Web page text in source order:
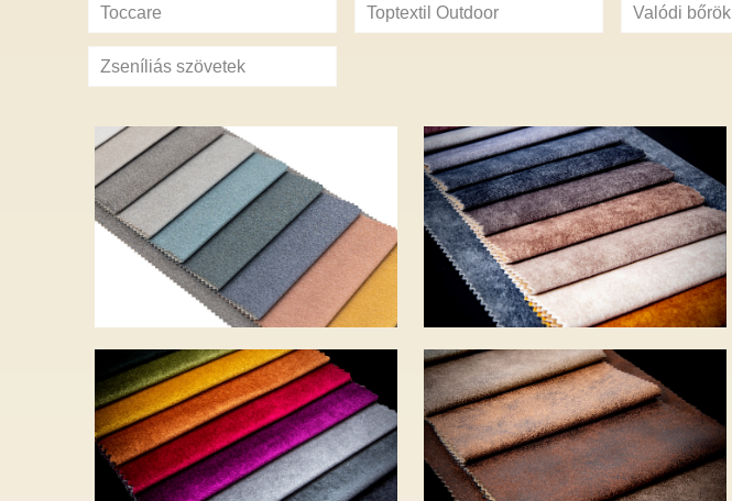
Toccare Toptextil Outdoor Valódi bőrök
Zseníliás szövetek
AURORA – 12 szín
– 6 900 Ft
D’ORO – 18 szín –
5 500 Ft
ETERNO – 9 szín
– 7 285 Ft
IKOO – 22 szín – 7
970 Ft